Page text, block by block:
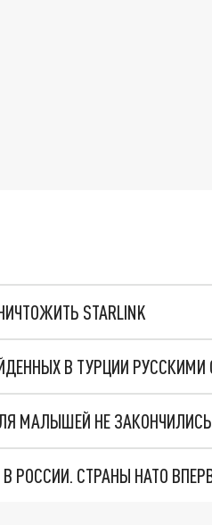
STARLINK
МАЛЫШЕЙ НЕ ЗАКОНЧИЛИСЬ